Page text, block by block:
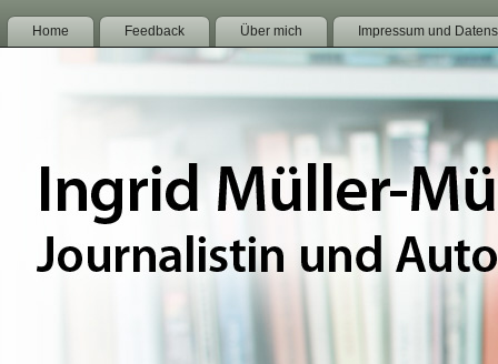
Home Feedback Über mich Impressum und